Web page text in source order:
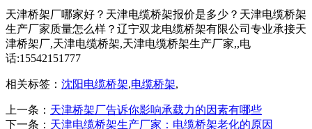
天津桥架厂哪家好？天津电缆桥架报价是多少？天津电缆桥架
生产厂家质量怎么样？辽宁双龙电缆桥架有限公司专业承接天
津桥架厂,天津电缆桥架,天津电缆桥架生产厂家,,电
话:15542151777
相关标签： 沈阳电缆桥架,电缆桥架,
上一条： 天津桥架厂告诉你影响承载力的因素有哪些
下一条： 天津电缆桥架生产厂家：电缆桥架老化的原因